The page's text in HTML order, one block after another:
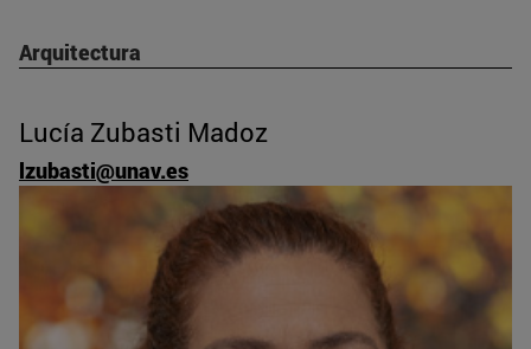
Arquitectura
Lucía Zubasti Madoz
lzubasti@unav.es